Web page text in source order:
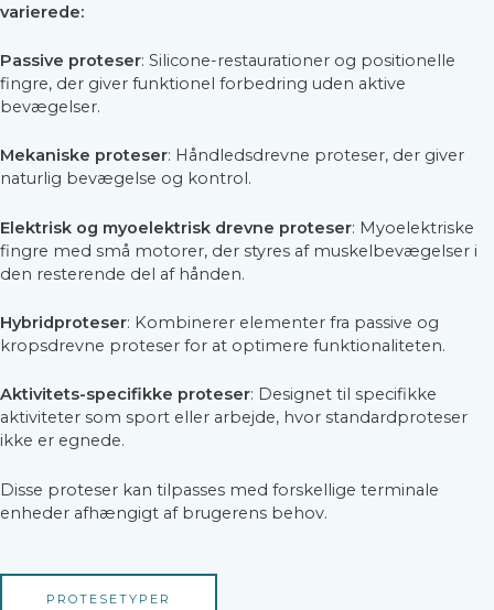
varierede:
Passive proteser: Silicone-restaurationer og positionelle
fingre, der giver funktionel forbedring uden aktive
bevægelser.
Mekaniske proteser: Håndledsdrevne proteser, der giver
naturlig bevægelse og kontrol.
Elektrisk og myoelektrisk drevne proteser: Myoelektriske
fingre med små motorer, der styres af muskelbevægelser i
den resterende del af hånden.
Hybridproteser: Kombinerer elementer fra passive og
kropsdrevne proteser for at optimere funktionaliteten.
Aktivitets-specifikke proteser: Designet til specifikke
aktiviteter som sport eller arbejde, hvor standardproteser
ikke er egnede.
Disse proteser kan tilpasses med forskellige terminale
enheder afhængigt af brugerens behov.
PROTESETYPER